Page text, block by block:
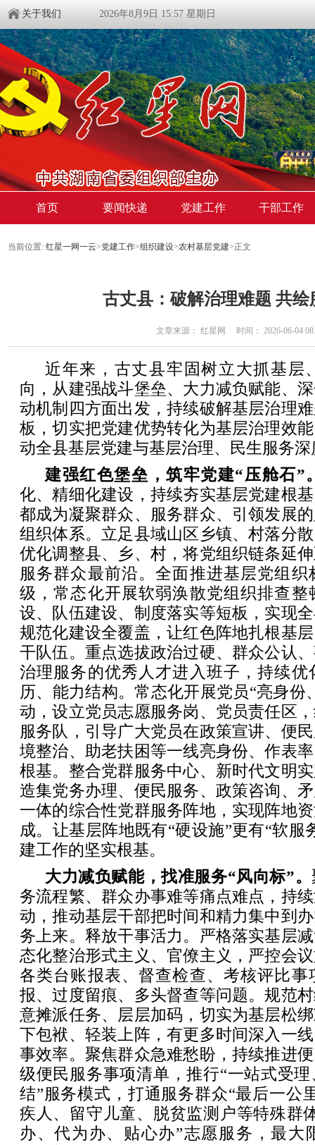
关于我们 2026年8月9日 15:57 星期日
首页 要闻快递 党建工作 干部工作
当前位置: 红星一网一云>党建工作>组织建设>农村基层党建>正文
古丈县：破解治理难题 共绘
文章来源： 红星网 时间： 2026-06-04
近年来，古丈县牢固树立大抓基层
向，从建强战斗堡垒、大力减负赋能、
动机制四方面出发，持续破解基层治理
板，切实把党建优势转化为基层治理效
动全县基层党建与基层治理、民生服务
建强红色堡垒，筑牢党建“压舱石”
化、精细化建设，持续夯实基层党建根
都成为凝聚群众、服务群众、引领发展
组织体系。立足县域山区乡镇、村落分
优化调整县、乡、村，将党组织链条延
服务群众最前沿。全面推进基层党组
级，常态化开展软弱涣散党组织排查整
设、队伍建设、制度落实等短板，实现
规范化建设全覆盖，让红色阵地扎根基
干队伍。重点选拔政治过硬、群众公认
治理服务的优秀人才进入班子，持续优
历、能力结构。常态化开展党员“亮身份
动，设立党员志愿服务岗、党员责任区
服务队，引导广大党员在政策宣讲、便
境整治、助老扶困等一线亮身份、作表
根基。整合党群服务中心、新时代文明
造集党务办理、便民服务、政策咨询、
一体的综合性党群服务阵地，实现阵地
成。让基层阵地既有“硬设施”更有“软服
建工作的坚实根基。
大力减负赋能，找准服务“风向标”。
务流程繁、群众办事难等痛点难点，持
动，推动基层干部把时间和精力集中到
务上来。释放干事活力。严格落实基层
态化整治形式主义、官僚主义，严控会
各类台账报表、督查检查、考核评比事
报、过度留痕、多头督查等问题。规范
意摊派任务、层层加码，切实为基层松
下包袱、轻装上阵，有更多时间深入一
事效率。聚焦群众急难愁盼，持续推进
级便民服务事项清单，推行“一站式受
结”服务模式，打通服务群众“最后一公
疾人、留守儿童、脱贫监测户等特殊群
办、代为办、贴心办”志愿服务，最大